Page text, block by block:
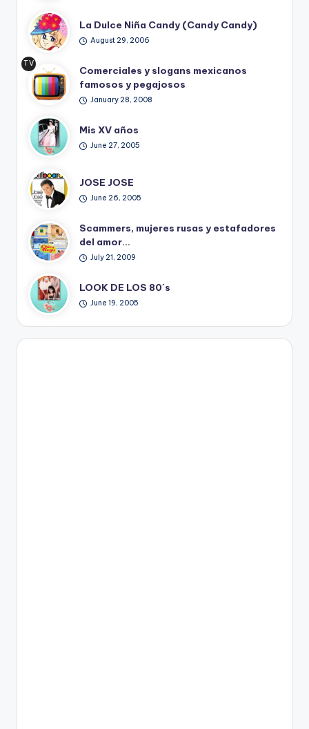
La Dulce Niña Candy (Candy Candy)
August 29, 2006
TV
Ret
ro
Comerciales y slogans mexicanos
famosos y pegajosos
January 28, 2008
Mis XV años
June 27, 2005
JOSE JOSE
June 26, 2005
Scammers, mujeres rusas y estafadores
del amor…
July 21, 2009
LOOK DE LOS 80´s
June 19, 2005